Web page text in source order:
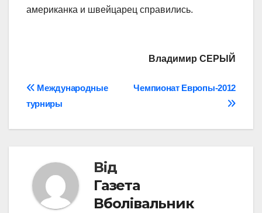
американка и швейцарец справились.
Владимир СЕРЫЙ
Навігація
записів
Чемпионат Европы-2012
Международные
турниры
Від
Газета
Вболівальник